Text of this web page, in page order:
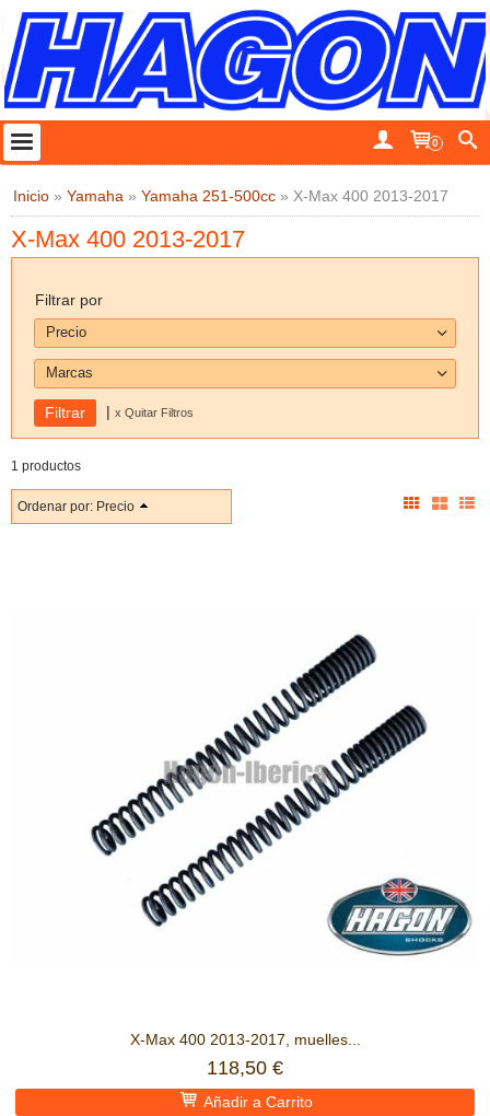
0
Inicio » Yamaha » Yamaha 251-500cc » X-Max 400 2013-2017
X-Max 400 2013-2017
Filtrar por
Precio
Marcas
| x Quitar Filtros
1 productos
Ordenar por: Precio
X-Max 400 2013-2017, muelles...
118,50 €
Añadir a Carrito